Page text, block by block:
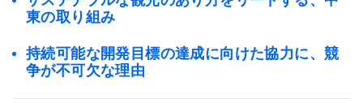
東の取り組み
持続可能な開発目標の達成に向けた協力に、競
争が不可欠な理由